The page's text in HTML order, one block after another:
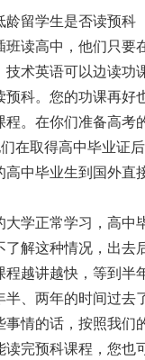
龄留学生是否读预科
高中，他们只要
术英语可以边读
。您的功课再好
。在你们准备高
在取得高中毕业
中毕业生到国外
正常学习，高中
解这种情况，出
越讲越快，等到
、两年的时间过去
的话，按照我们
完预科课程，您